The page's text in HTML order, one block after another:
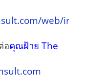
web/
อคุณฝ้าย The